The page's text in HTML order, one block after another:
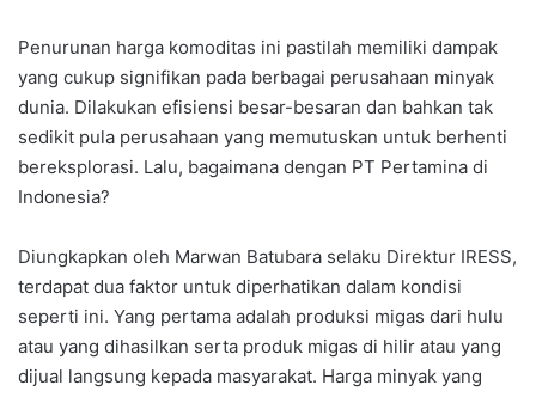
Penurunan harga komoditas ini pastilah memiliki dampak
yang cukup signifikan pada berbagai perusahaan minyak
dunia. Dilakukan efisiensi besar-besaran dan bahkan tak
sedikit pula perusahaan yang memutuskan untuk berhenti
bereksplorasi. Lalu, bagaimana dengan PT Pertamina di
Indonesia?
Diungkapkan oleh Marwan Batubara selaku Direktur IRESS,
terdapat dua faktor untuk diperhatikan dalam kondisi
seperti ini. Yang pertama adalah produksi migas dari hulu
atau yang dihasilkan serta produk migas di hilir atau yang
dijual langsung kepada masyarakat. Harga minyak yang